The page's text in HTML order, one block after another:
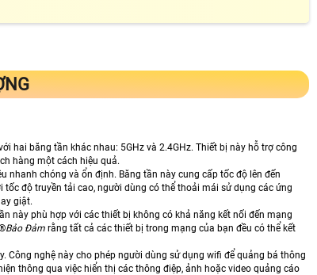
hai băng tần khác nhau: 5GHz và 2.4GHz. Thiết bị này hỗ trợ công
hàng một cách hiệu quả.
nhanh chóng và ổn định. Băng tần này cung cấp tốc độ lên đến
độ truyền tải cao, người dùng có thể thoải mái sử dụng các ứng
giật.
này phù hợp với các thiết bị không có khả năng kết nối đến mạng
Bảo Đảm rằng tất cả các thiết bị trong mạng của bạn đều có thể kết
Công nghệ này cho phép người dùng sử dụng wifi để quảng bá thông
thông qua việc hiển thị các thông điệp, ảnh hoặc video quảng cáo